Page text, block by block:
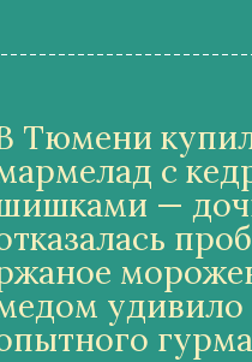
Тюмени
с
—
удивило